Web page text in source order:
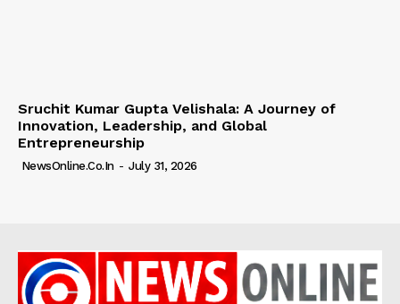
Sruchit Kumar Gupta Velishala: A Journey of
Innovation, Leadership, and Global
Entrepreneurship
NewsOnline.co.in - July 31, 2026